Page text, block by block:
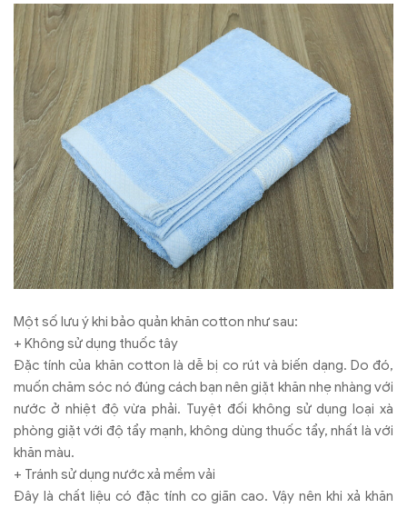
Một số lưu ý khi bảo quản khăn cotton như sau:
+ Không sử dụng thuốc tây
Đặc tính của khăn cotton là dễ bị co rút và biến dạng. Do đó,
muốn chăm sóc nó đúng cách bạn nên giặt khăn nhẹ nhàng với
nước ở nhiệt độ vừa phải. Tuyệt đối không sử dụng loại xà
phòng giặt với độ tẩy mạnh, không dùng thuốc tẩy, nhất là với
khăn màu.
+ Tránh sử dụng nước xả mềm vải
Đây là chất liệu có đặc tính co giãn cao. Vậy nên khi xả khăn